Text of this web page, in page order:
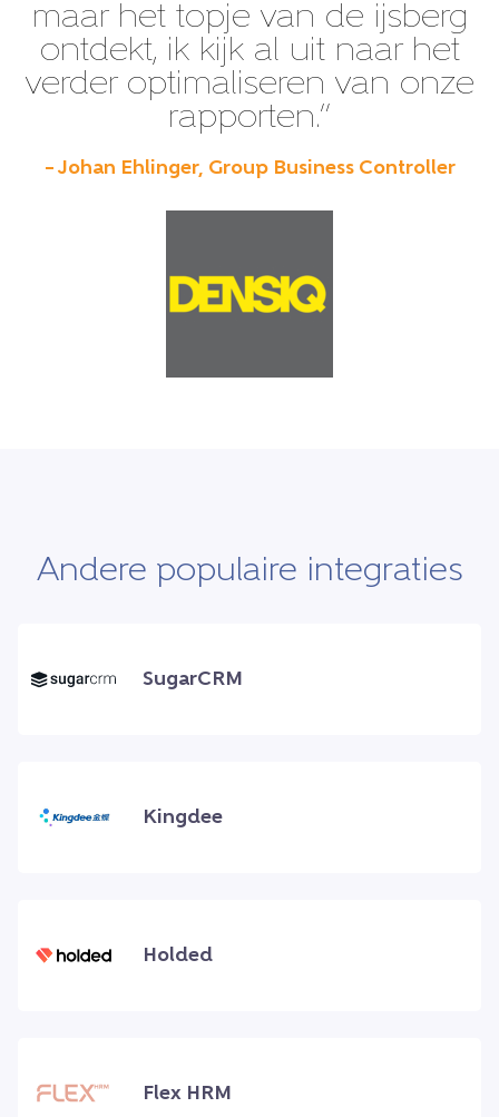
maar het topje van de ijsberg
ontdekt, ik kijk al uit naar het
verder optimaliseren van onze
rapporten.”
– Johan Ehlinger, Group Business Controller
Andere populaire integraties
SugarCRM
Kingdee
Holded
Flex HRM